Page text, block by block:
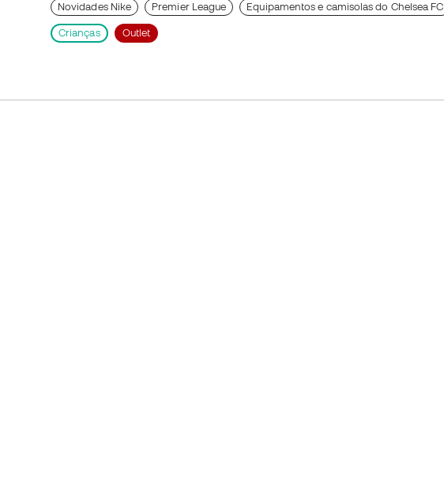
Novidades Nike Premier League Equipamentos e camisolas do Chelsea FC
Crianças Outlet